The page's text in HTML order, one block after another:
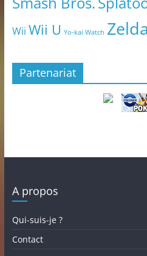
Wii Wii U Yo-kai Watch Zelda
Partenariat
A propos
Qui-suis-je ?
Contact